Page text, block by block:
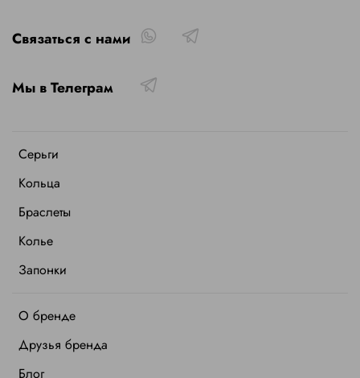
Серьги
Кольца
Браслеты
Колье
Запонки
О бренде
Друзья бренда
Блог
Связаться с нами
Мы в Телеграм